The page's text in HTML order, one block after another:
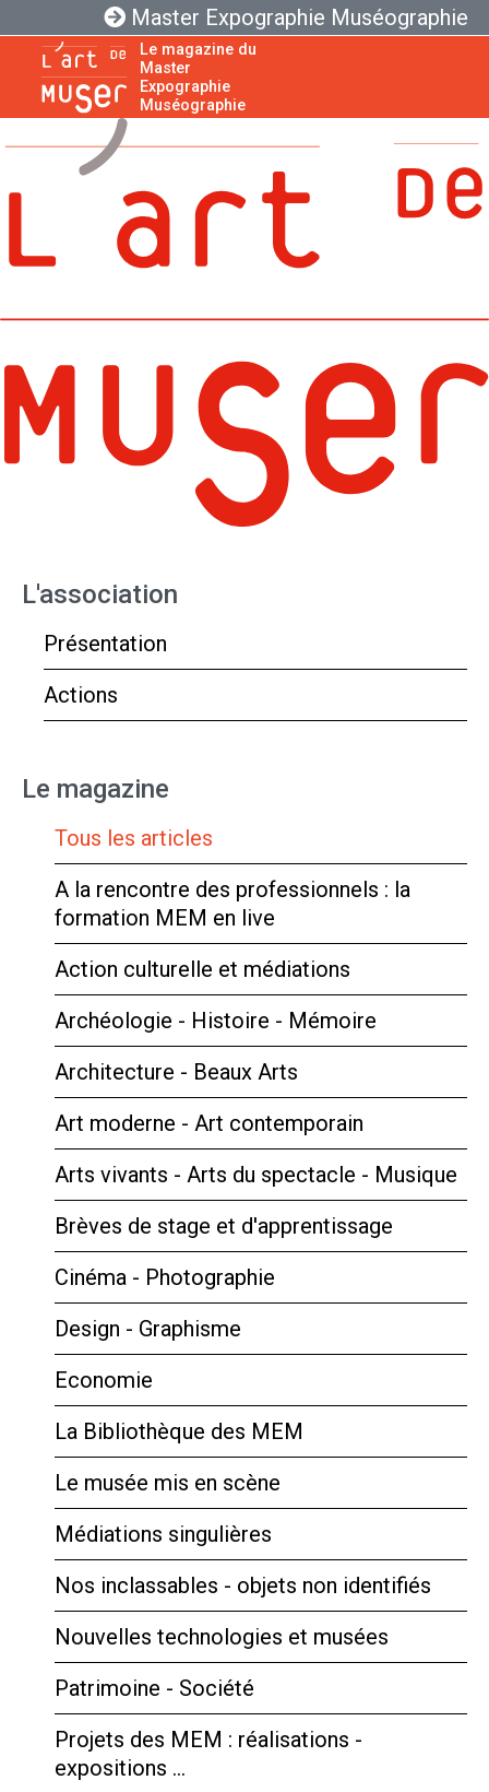
Master Expographie Muséographie
Le magazine du
Master
Expographie
Muséographie
L'association
Présentation
Actions
Le magazine
Tous les articles
A la rencontre des professionnels : la
formation MEM en live
Action culturelle et médiations
Archéologie - Histoire - Mémoire
Architecture - Beaux Arts
Art moderne - Art contemporain
Arts vivants - Arts du spectacle - Musique
Brèves de stage et d'apprentissage
Cinéma - Photographie
Design - Graphisme
Economie
La Bibliothèque des MEM
Le musée mis en scène
Médiations singulières
Nos inclassables - objets non identifiés
Nouvelles technologies et musées
Patrimoine - Société
Projets des MEM : réalisations -
expositions …